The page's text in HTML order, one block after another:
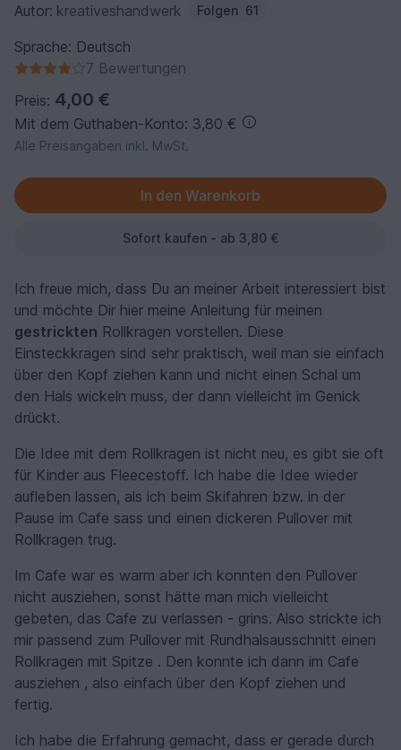
Autor: kreativeshandwerk Folgen 61
Sprache: Deutsch
7 Bewertungen
Preis: 4,00 €
Mit dem Guthaben-Konto: 3,80 €
Alle Preisangaben inkl. MwSt.
Sofort kaufen - ab 3,80 €
Ich freue mich, dass Du an meiner Arbeit interessiert bist
und möchte Dir hier meine Anleitung für meinen
gestrickten Rollkragen vorstellen. Diese
Einsteckkragen sind sehr praktisch, weil man sie einfach
über den Kopf ziehen kann und nicht einen Schal um
den Hals wickeln muss, der dann vielleicht im Genick
drückt.
Die Idee mit dem Rollkragen ist nicht neu, es gibt sie oft
für Kinder aus Fleecestoff. Ich habe die Idee wieder
aufleben lassen, als ich beim Skifahren bzw. in der
Pause im Cafe sass und einen dickeren Pullover mit
Rollkragen trug.
Im Cafe war es warm aber ich konnten den Pullover
nicht ausziehen, sonst hätte man mich vielleicht
gebeten, das Cafe zu verlassen - grins. Also strickte ich
mir passend zum Pullover mit Rundhalsausschnitt einen
Rollkragen mit Spitze . Den konnte ich dann im Cafe
ausziehen , also einfach über den Kopf ziehen und
fertig.
Ich habe die Erfahrung gemacht, dass er gerade durch